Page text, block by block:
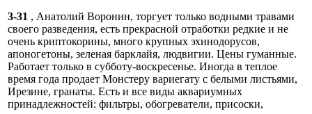
3-31 , Анатолий Воронин, торгует только водными травами
своего разведения, есть прекрасной отработки редкие и не
очень криптокорины, много крупных эхинодорусов,
апоногетоны, зеленая барклайя, людвигии. Цены гуманные.
Работает только в субботу-воскресенье. Иногда в теплое
время года продает Монстеру вариегату с белыми листьями,
Ирезине, гранаты. Есть и все виды аквариумных
принадлежностей: фильтры, обогреватели, присоски,